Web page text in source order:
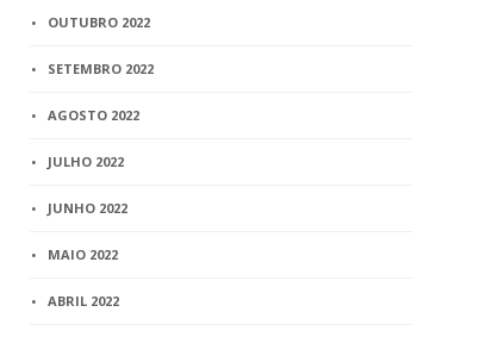
OUTUBRO 2022
SETEMBRO 2022
AGOSTO 2022
JULHO 2022
JUNHO 2022
MAIO 2022
ABRIL 2022